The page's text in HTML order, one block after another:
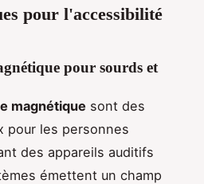
pour l'accessibilité
pour sourds et
magnétique sont des
pour les personnes
des appareils auditifs
émettent un champ